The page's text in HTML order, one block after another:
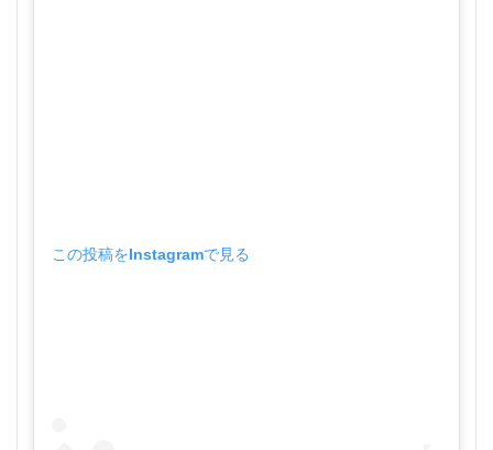
この投稿をInstagramで見る